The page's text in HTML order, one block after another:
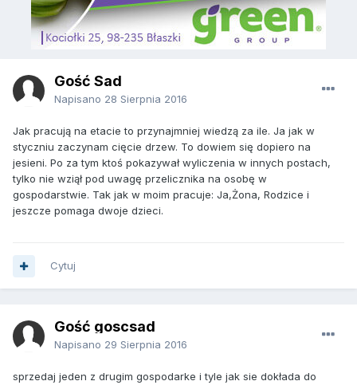
Gość Sad
Napisano 28 Sierpnia 2016
Jak pracują na etacie to przynajmniej wiedzą za ile. Ja jak w
styczniu zaczynam cięcie drzew. To dowiem się dopiero na
jesieni. Po za tym ktoś pokazywał wyliczenia w innych postach,
tylko nie wziął pod uwagę przelicznika na osobę w
gospodarstwie. Tak jak w moim pracuje: Ja,Żona, Rodzice i
jeszcze pomaga dwoje dzieci.
Cytuj
Gość goscsad
Napisano 29 Sierpnia 2016
sprzedaj jeden z drugim gospodarke i tyle jak sie dokłada do